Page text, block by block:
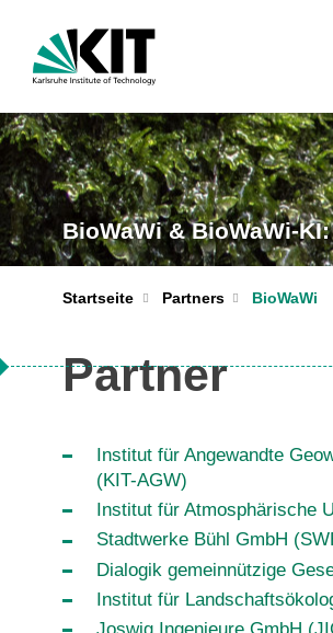
BioWaWi & BioWaWi-
Startseite Partners BioWaWi
Partner
Institut für Angewandte
(KIT-AGW)
Institut für Atmosphärische
Stadtwerke Bühl GmbH
Dialogik gemeinnützige
Institut für